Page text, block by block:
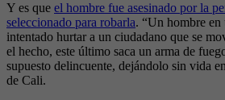
Y es que el hombre fue asesinado por la
seleccionado para robarla. “Un hombre en
intentado hurtar a un ciudadano que se
el hecho, este último saca un arma de
supuesto delincuente, dejándolo sin vida
de Cali.